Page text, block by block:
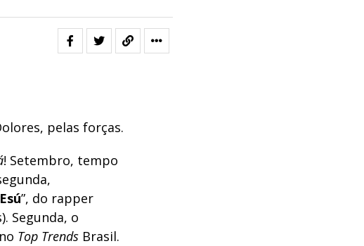
pelas forças.
! Setembro, tempo
Esú”, do rapper
Segunda, o
Top Trends Brasil.